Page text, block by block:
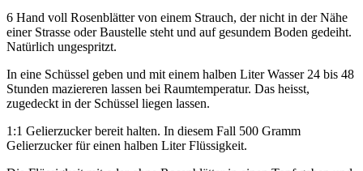
6 Hand voll Rosenblätter von einem Strauch, der nicht in der Nähe
einer Strasse oder Baustelle steht und auf gesundem Boden gedeiht.
Natürlich ungespritzt.
In eine Schüssel geben und mit einem halben Liter Wasser 24 bis 48
Stunden maziereren lassen bei Raumtemperatur. Das heisst,
zugedeckt in der Schüssel liegen lassen.
1:1 Gelierzucker bereit halten. In diesem Fall 500 Gramm
Gelierzucker für einen halben Liter Flüssigkeit.